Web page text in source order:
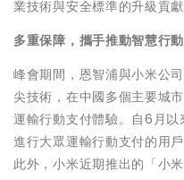
業技術與安全標準的升級貢獻
多重保障，攜手推動智慧行
峰會期間，恩智浦與小米公
尖技術，在中國多個主要城
運輸行動支付體驗。自6月以
進行大眾運輸行動支付的用
此外，小米近期推出的「小